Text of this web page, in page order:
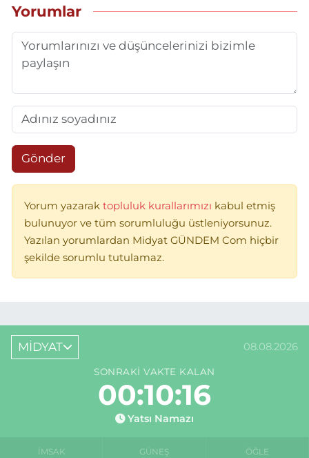
Yorumlar
Gönder
Yorum yazarak topluluk kurallarımızı kabul etmiş
bulunuyor ve tüm sorumluluğu üstleniyorsunuz.
Yazılan yorumlardan Midyat GÜNDEM Com hiçbir
şekilde sorumlu tutulamaz.
MİDYAT 08.08.2026
SONRAKI VAKTE KALAN
00:10:16
Yatsı Namazı
İMSAK GÜNEŞ ÖĞLE